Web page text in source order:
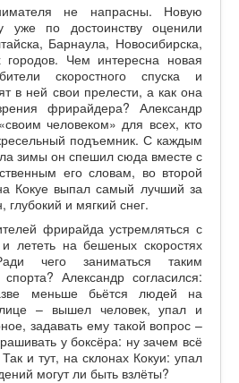
не напрасны. Новую
уже по достоинству оценили
Барнаула, Новосибирска,
городов. Чем интересна новая
скоростного спуска и
в ней свои прелести, а как она
фрирайдера? Александр
человеком» для всех, кто
подъемник. С каждым
зимы он спешил сюда вместе с
его словам, во второй
Кокуе выпал самый лучший за
и мягкий снег.
фрирайда устремляться с
лететь на бешеных скоростях
чего заниматься таким
Александр согласился:
меньше бьётся людей на
– вышел человек, упал и
задавать ему такой вопрос –
у боксёра: ну зачем всё
и тут, на склонах Кокуи: упал
могут ли быть взлёты?